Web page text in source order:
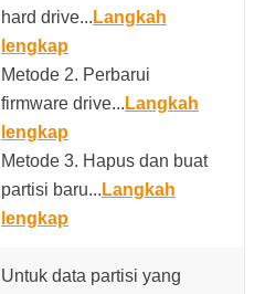
hard drive... Langkah
lengkap
Metode 2. Perbarui
firmware drive... Langkah
lengkap
Metode 3. Hapus dan buat
partisi baru... Langkah
lengkap
Untuk data partisi yang